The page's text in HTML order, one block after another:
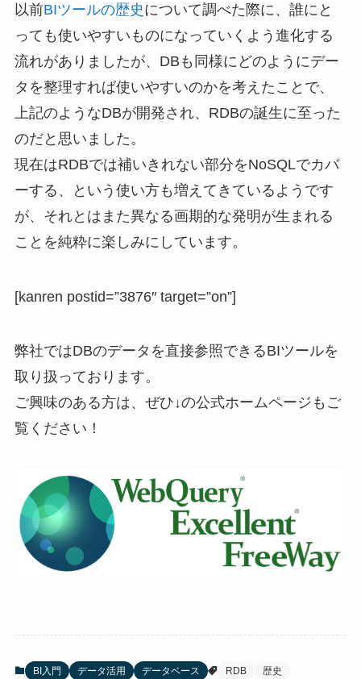
以前BIツールの歴史 について調べた際に、誰にと
っても使いやすいものになっていくよう進化する
流れがありましたが、DBも同様にどのようにデー
タを整理すれば使いやすいのかを考えたことで、
上記のようなDBが開発され、RDBの誕生に至った
のだと思いました。
現在はRDBでは補いきれない部分をNoSQLでカバ
ーする、という使い方も増えてきているようです
が、それとはまた異なる画期的な発明が生まれる
ことを純粋に楽しみにしています。
[kanren postid=”3876″ target=”on”]
弊社ではDBのデータを直接参照できるBIツールを
取り扱っております。
ご興味のある方は、ぜひ↓の公式ホームページもご
覧ください！
BI入門 データ活用 データベース RDB 歴史